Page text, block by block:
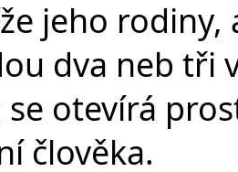
jeho rodiny,
dva neb tři
se otevírá
člověka.